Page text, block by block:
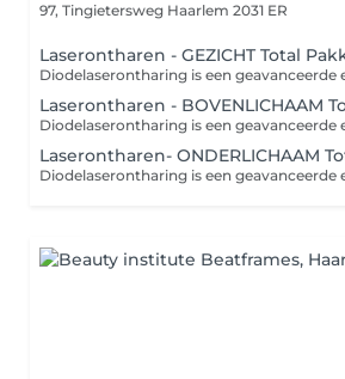
97, Tingietersweg Haarlem 2031 ER
Laserontharen - GEZICHT Total
Laserontharen - BOVENLICHAAM
Laserontharen- ONDERLICHAAM